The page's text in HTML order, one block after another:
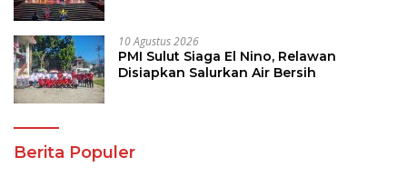
10 Agustus 2026
PMI Sulut Siaga El Nino, Relawan
Disiapkan Salurkan Air Bersih
Berita Populer